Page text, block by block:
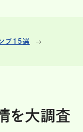
プ15選
を大調査